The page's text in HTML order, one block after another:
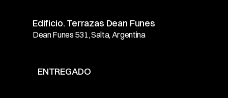
Edificio. Terrazas Dean Funes
Dean Funes 531, Salta, Argentina
ENTREGADO